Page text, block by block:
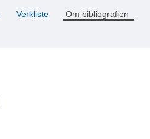
Verkliste Om bibliografien